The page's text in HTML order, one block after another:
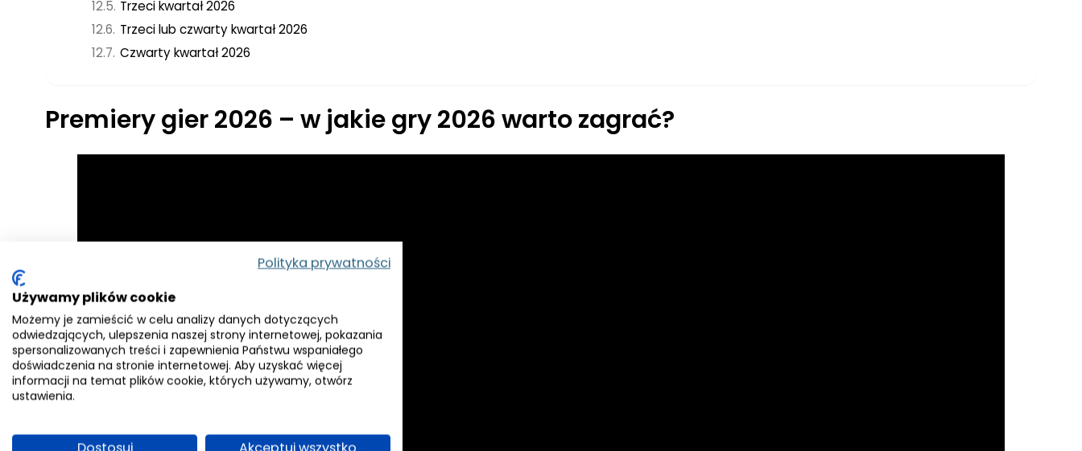
Polityka prywatności
Używamy plików cookie
Możemy je zamieścić w celu analizy danych dotyczących
odwiedzających, ulepszenia naszej strony internetowej, pokazania
spersonalizowanych treści i zapewnienia Państwu wspaniałego
doświadczenia na stronie internetowej. Aby uzyskać więcej
informacji na temat plików cookie, których używamy, otwórz
ustawienia.
Trzeci kwartał 2026
Trzeci lub czwarty kwartał 2026
Czwarty kwartał 2026
Premiery gier 2026 – w jakie gry 2026 warto zagrać?